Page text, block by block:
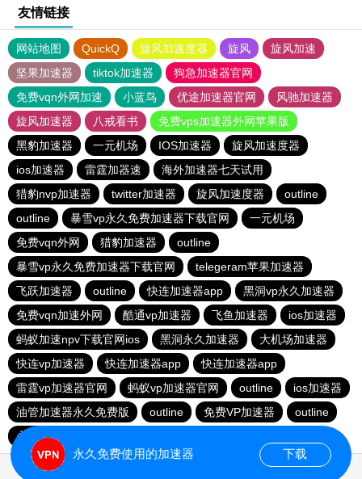
友情链接
网站地图 QuickQ 旋风加速度器 旋风
旋风加速
坚果加速器
tiktok加速器
狗急加速器官网
免费vqn外网加速
小蓝鸟 优途加速器官网
风驰加速器
旋风加速器
八戒看书
免费vps加速器外网苹果版
黑豹加速器
一元机场 IOS加速器
旋风加速度器
ios加速器
雷霆加器速
海外加速器七天试用
猎豹nvp加速器
twitter加速器 旋风加速度器
outline
outline
暴雪vp永久免费加速器下载官网
一元机场
免费vqn外网
猎豹加速器
outline
暴雪vp永久免费加速器下载官网
telegeram苹果加速器
飞跃加速器
outline 快连加速器app
黑洞vp永久加速器
免费vqn加速外网
酷通vp加速器 飞鱼加速器
ios加速器
蚂蚁加速npv下载官网ios
黑洞永久加速器
大机场加速器
快连vp加速器
快连加速器app
快连加速器app
雷霆vp加速器官网
蚂蚁vp加速器官网 outline
ios加速器
油管加速器永久免费版
outline 免费VP加速器
outline
永久免费vqn加速外网
永久免费使用的加速器 下载